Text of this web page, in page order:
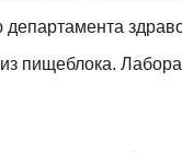
департамента